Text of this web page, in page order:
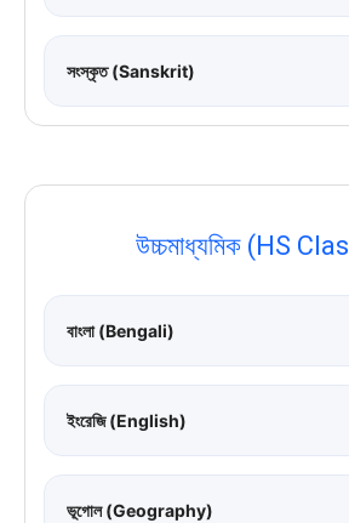
সংস্কৃত (Sanskrit)
উচ্চমাধ্যমিক (HS
বাংলা (Bengali)
ইংরেজি (English)
ভূগোল (Geography)